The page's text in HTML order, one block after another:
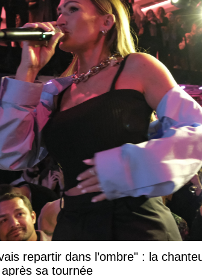
repartir dans l’ombre" : la
sa tournée